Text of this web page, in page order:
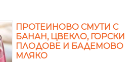
ПРОТЕИНОВО СМУТИ С
БАНАН, ЦВЕКЛО, ГОРСКИ
ПЛОДОВЕ И БАДЕМОВО
МЛЯКО